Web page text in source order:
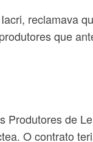
reclamava
que
de
O contrato